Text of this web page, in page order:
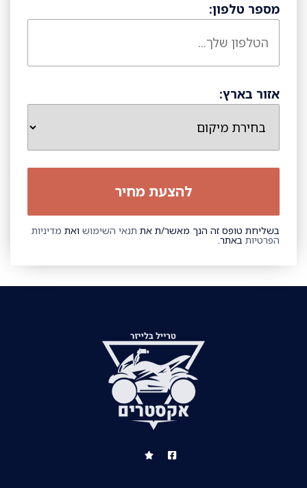
מספר טלפון:
אזור בארץ:
בשליחת טופס זה הנך מאשר/ת את תנאי השימוש ואת מדיניות
הפרטיות באתר.